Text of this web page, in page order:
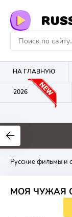
НА ГЛАВНУЮ
2026
0
Русские
МОЯ ЧУЖАЯ